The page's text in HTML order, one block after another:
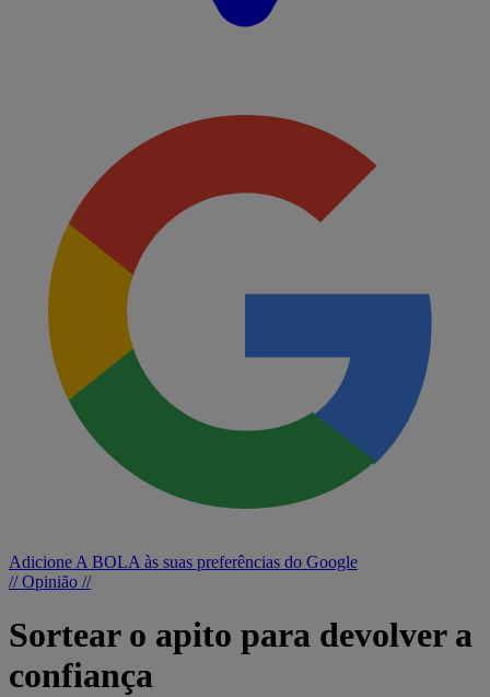
Adicione A BOLA às suas preferências do Google
// Opinião //
Sortear o apito para devolver a
confiança